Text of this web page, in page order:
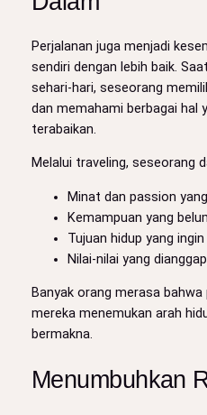
Perjalanan juga menjadi
sendiri dengan lebih baik.
sehari-hari, seseorang
dan memahami berbagai hal
terabaikan.
Melalui traveling, seseorang
Minat dan passion
Kemampuan yang
Tujuan hidup yang
Nilai-nilai yang
Banyak orang merasa
mereka menemukan arah
bermakna.
Menumbuhkan